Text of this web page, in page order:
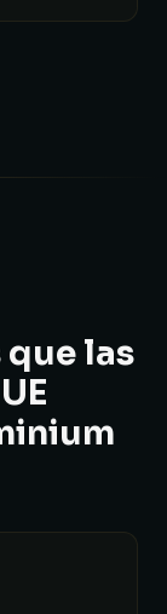
que las